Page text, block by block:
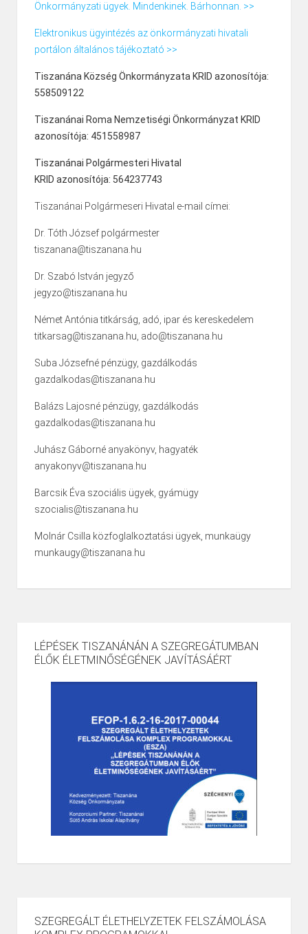
Önkormányzati ügyek. Mindenkinek. Bárhonnan. >>
Elektronikus ügyintézés az önkormányzati hivatali
portálon általános tájékoztató >>
Tiszanána Község Önkormányzata KRID azonosítója:
558509122
Tiszanánai Roma Nemzetiségi Önkormányzat KRID
azonosítója: 451558987
Tiszanánai Polgármesteri Hivatal
KRID azonosítója: 564237743
Tiszanánai Polgármeseri Hivatal e-mail címei:
Dr. Tóth József polgármester
tiszanana@tiszanana.hu
Dr. Szabó István jegyző
jegyzo@tiszanana.hu
Német Antónia titkárság, adó, ipar és kereskedelem
titkarsag@tiszanana.hu, ado@tiszanana.hu
Suba Józsefné pénzügy, gazdálkodás
gazdalkodas@tiszanana.hu
Balázs Lajosné pénzügy, gazdálkodás
gazdalkodas@tiszanana.hu
Juhász Gáborné anyakönyv, hagyaték
anyakonyv@tiszanana.hu
Barcsik Éva szociális ügyek, gyámügy
szocialis@tiszanana.hu
Molnár Csilla közfoglalkoztatási ügyek, munkaügy
munkaugy@tiszanana.hu
LÉPÉSEK TISZANÁNÁN A SZEGREGÁTUMBAN
ÉLŐK ÉLETMINŐSÉGÉNEK JAVÍTÁSÁÉRT
SZEGREGÁLT ÉLETHELYZETEK FELSZÁMOLÁSA